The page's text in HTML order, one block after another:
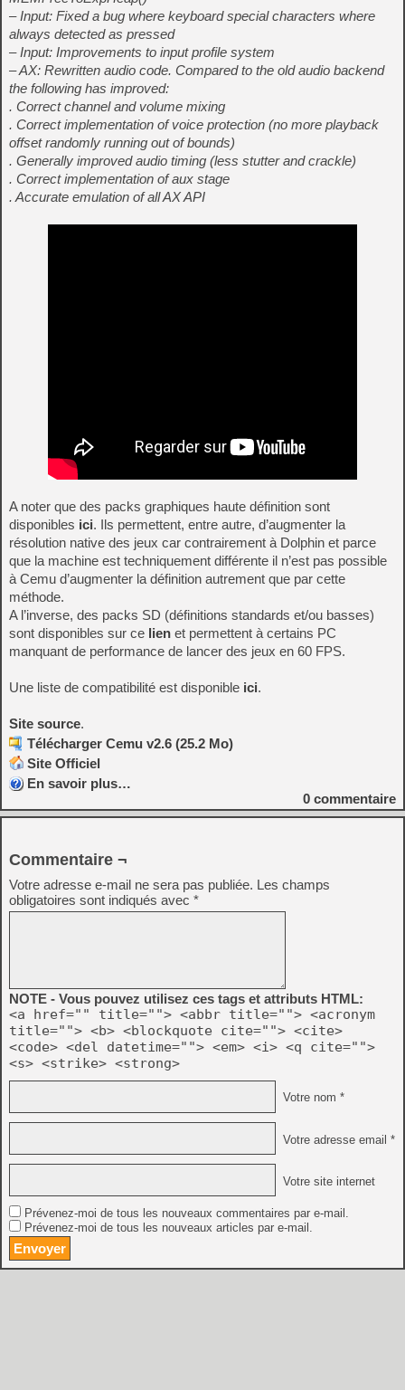
– Input: Fixed a bug where keyboard special characters where
always detected as pressed
– Input: Improvements to input profile system
– AX: Rewritten audio code. Compared to the old audio backend
the following has improved:
. Correct channel and volume mixing
. Correct implementation of voice protection (no more playback
offset randomly running out of bounds)
. Generally improved audio timing (less stutter and crackle)
. Correct implementation of aux stage
. Accurate emulation of all AX API
A noter que des packs graphiques haute définition sont
disponibles ici. Ils permettent, entre autre, d’augmenter la
résolution native des jeux car contrairement à Dolphin et parce
que la machine est techniquement différente il n’est pas possible
à Cemu d’augmenter la définition autrement que par cette
méthode.
A l’inverse, des packs SD (définitions standards et/ou basses)
sont disponibles sur ce lien et permettent à certains PC
manquant de performance de lancer des jeux en 60 FPS.
Une liste de compatibilité est disponible ici.
Site source.
Télécharger Cemu v2.6 (25.2 Mo)
Site Officiel
En savoir plus…
0 commentaire
Commentaire ¬
Votre adresse e-mail ne sera pas publiée. Les champs
obligatoires sont indiqués avec *
NOTE - Vous pouvez utilisez ces tags et attributs HTML:
<a href="" title=""> <abbr title=""> <acronym
title=""> <b> <blockquote cite=""> <cite>
<code> <del datetime=""> <em> <i> <q cite="">
<s> <strike> <strong>
Votre nom *
Votre adresse email *
Votre site internet
Prévenez-moi de tous les nouveaux commentaires par e-mail.
Prévenez-moi de tous les nouveaux articles par e-mail.